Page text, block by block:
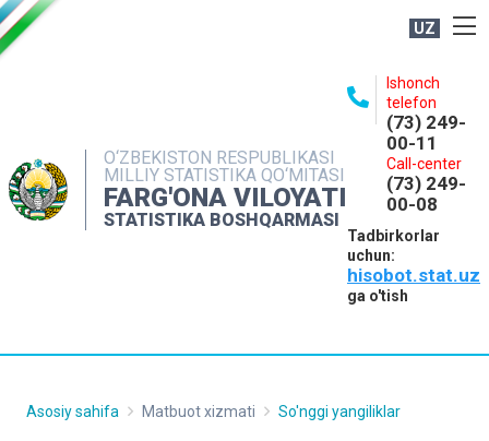
UZ
O‘ZBEKISTON RESPUBLIKASI
MILLIY STATISTIKA QO‘MITASI
FARG'ONA VILOYATI
STATISTIKA BOSHQARMASI
Ishonch
telefon
(73) 249-
00-11
Call-center
(73) 249-
00-08
Tadbirkorlar
uchun:
hisobot.stat.uz
ga o'tish
NASHRLAR
INTERAKTIV XIZMATLAR
MATBUOT XIZMATI
Asosiy sahifa Matbuot xizmati So'nggi yangiliklar